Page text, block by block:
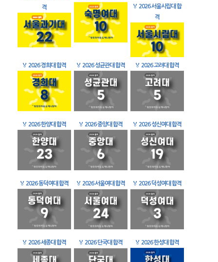
격
🏅 2026 서울시립대 합
격
🏅 2026 경희대 합격 🏅 2026 성균관대 합격 🏅 2026 고려대 합격
🏅 2026 한양대 합격 🏅 2026 중앙대 합격 🏅 2026 성신여대 합격
🏅 2026 동덕여대 합격 🏅 2026 서울여대 합격 🏅 2026 덕성여대 합격
🏅 2026 세종대 합격 🏅 2026 단국대 합격 🏅 2026 한성대 합격